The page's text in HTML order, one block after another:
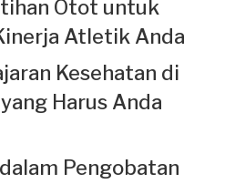
Otot untuk
Atletik Anda
Kesehatan di
Harus Anda
Pengobatan